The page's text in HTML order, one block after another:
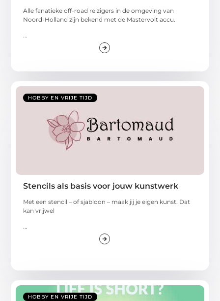
Alle fanatieke off-road reizigers in de omgeving van
Noord-Holland zijn bekend met de Mastervolt accu.
HOBBY EN VRIJE TIJD
Stencils als basis voor jouw kunstwerk
Met een stencil – of sjabloon – maak jij je eigen kunst. Dat
kan vrijwel
...
HOBBY EN VRIJE TIJD